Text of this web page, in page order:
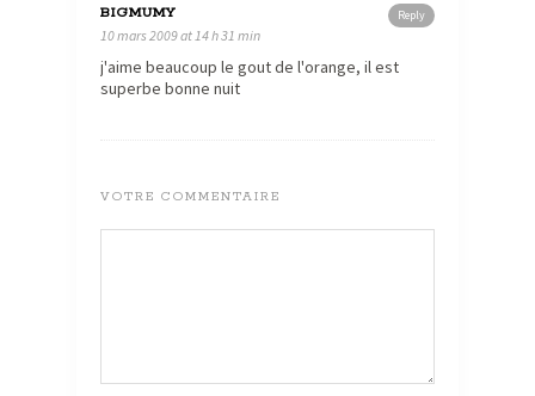
Reply
BIGMUMY
10 mars 2009 at 14 h 31 min
j'aime beaucoup le gout de l'orange, il est
superbe bonne nuit
VOTRE COMMENTAIRE